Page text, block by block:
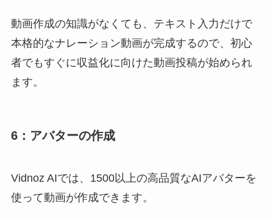
動画作成の知識がなくても、テキスト入力だけで
本格的なナレーション動画が完成するので、初心
者でもすぐに収益化に向けた動画投稿が始められ
ます。
6：アバターの作成
Vidnoz AIでは、1500以上の高品質なAIアバターを
使って動画が作成できます。